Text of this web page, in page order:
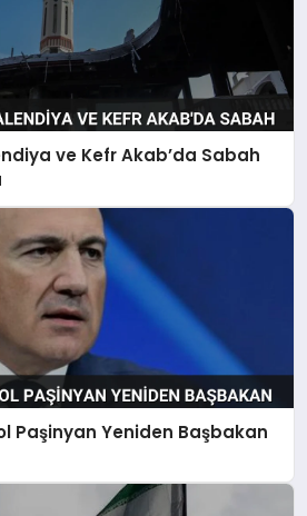
ve Kefr Akab’da Sabah
Paşinyan Yeniden Başbakan